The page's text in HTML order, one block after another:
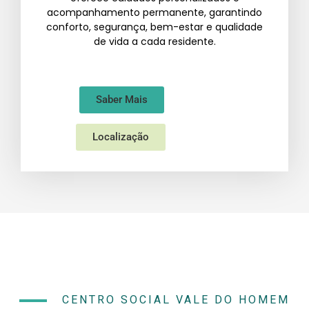
acompanhamento permanente, garantindo
conforto, segurança, bem-estar e qualidade
de vida a cada residente.
Saber Mais
Localização
CENTRO SOCIAL VALE DO HOMEM